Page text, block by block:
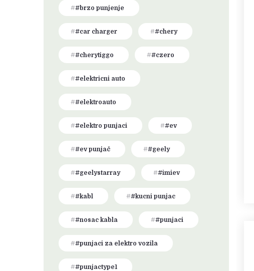
#brzo punjenje
#car charger #chery
#cherytiggo #czero
#elektricni auto
#elektroauto
#elektro punjaci #ev
#ev punjač #geely
#geelystarray #imiev
#kabl #kucni punjac
#nosac kabla #punjaci
#punjaci za elektro vozila
#punjactype1